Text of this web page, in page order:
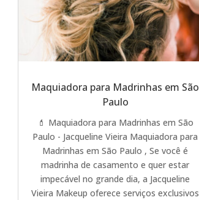
Maquiadora para Madrinhas em São
Paulo
💄 Maquiadora para Madrinhas em São
Paulo - Jacqueline Vieira Maquiadora para
Madrinhas em São Paulo , Se você é
madrinha de casamento e quer estar
impecável no grande dia, a Jacqueline
Vieira Makeup oferece serviços exclusivos